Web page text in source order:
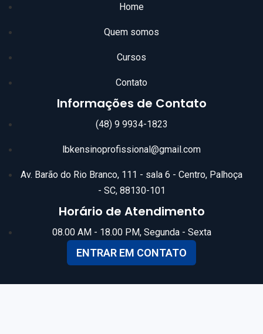
Home
Quem somos
Cursos
Contato
Informações de Contato
(48) 9 9934-1823
lbkensinoprofissional@gmail.com
Av. Barão do Rio Branco, 111 - sala 6 - Centro, Palhoça
- SC, 88130-101
Horário de Atendimento
08.00 AM - 18.00 PM, Segunda - Sexta
ENTRAR EM CONTATO